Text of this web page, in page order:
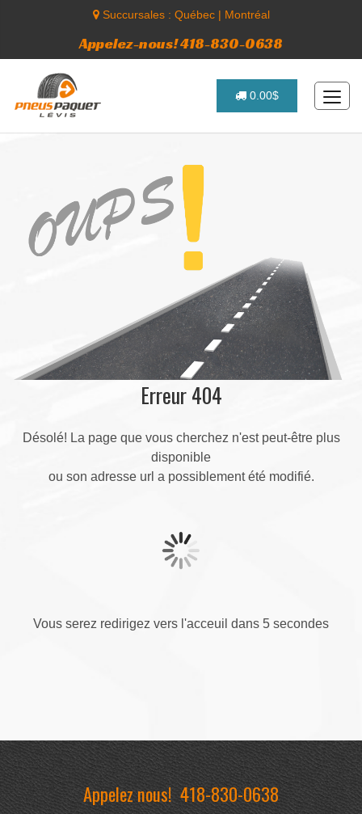
Succursales : Québec| Montréal
Appelez-nous! 418-830-0638
0.00$
Erreur 404
Désolé! La page que vous cherchez n'est peut-être plus
disponible
ou son adresse url a possiblement été modifié.
Vous serez redirigez vers l'acceuil dans 5 secondes
Appelez nous!418-830-0638